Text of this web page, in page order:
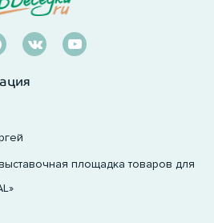
площадка товаров для